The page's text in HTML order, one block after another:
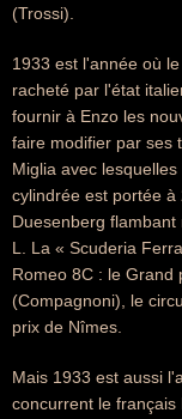
(Trossi).
1933 est l'année où
racheté par l'état
fournir à Enzo les
faire modifier par ses
Miglia avec
cylindrée est portée
Duesenberg
L. La « Scuderia
Romeo 8C : le Grand
(Compagnoni), le
prix de Nîmes.
Mais 1933 est aussi
concurrent le